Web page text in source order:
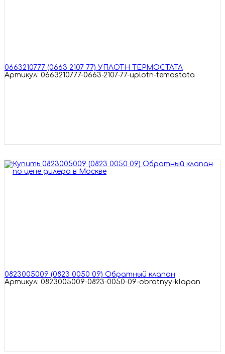
0663210777 (0663 2107 77) УПЛОТН ТЕРМОСТАТА
Артикул: 0663210777-0663-2107-77-uplotn-temostata
0823005009 (0823 0050 09) Обратный клапан
Артикул: 0823005009-0823-0050-09-obratnyy-klapan